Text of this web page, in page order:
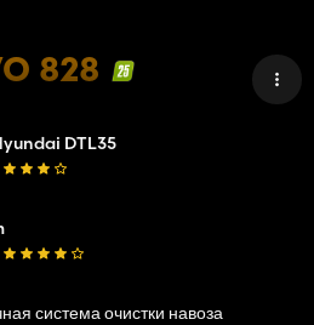
828
DTL35
система очистки навоза